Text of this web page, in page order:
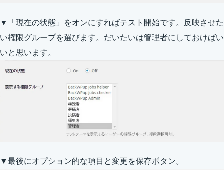
▼「現在の状態」をオンにすればテスト開始です。反映させた
い権限グループを選びます。だいたいは管理者にしておけばい
いと思います。
▼最後にオプション的な項目と変更を保存ボタン。